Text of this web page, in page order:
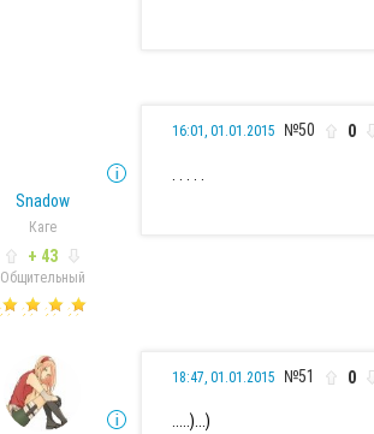
Snadow
Каге
+ 43
Общительный
16:01, 01.01.2015 №50 0
18:47, 01.01.2015 №51 0
.....)...)